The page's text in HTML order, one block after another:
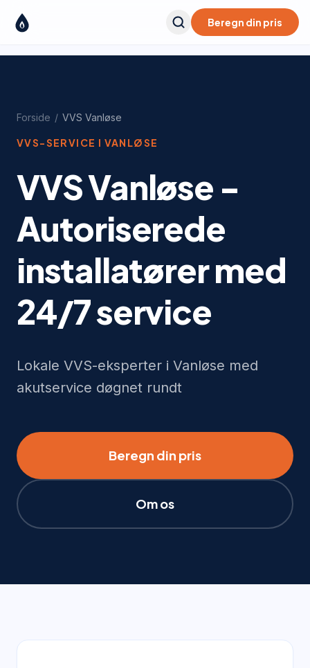
Beregn din pris
Forside / VVS Vanløse
VVS-SERVICE I VANLØSE
VVS Vanløse -
Autoriserede
installatører med
24/7 service
Lokale VVS-eksperter i Vanløse med
akutservice døgnet rundt
Beregn din pris
Om os